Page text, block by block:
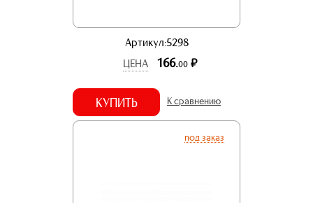
Артикул:5298
ЦЕНА
166.00 р.
КУПИТЬ К сравнению
под заказ